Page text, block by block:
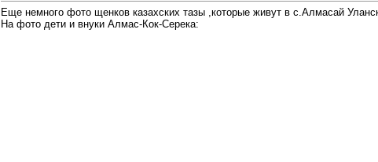
Еще немного фото щенков казахских тазы ,которые живут в с.Алмасай
На фото дети и внуки Алмас-Кок-Серека: